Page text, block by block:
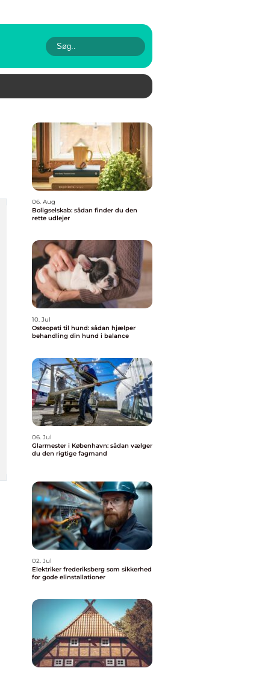
06. Aug
Boligselskab: sådan finder du den
rette udlejer
10. Jul
Osteopati til hund: sådan hjælper
behandling din hund i balance
06. Jul
Glarmester i København: sådan vælger
du den rigtige fagmand
02. Jul
Elektriker frederiksberg som sikkerhed
for gode elinstallationer